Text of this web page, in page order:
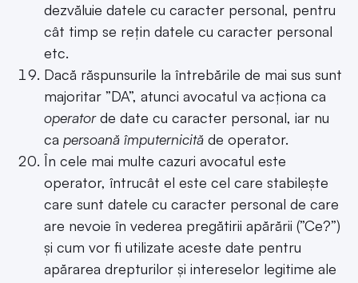
dezvăluie datele cu caracter personal, pentru
cât timp se rețin datele cu caracter personal
etc.
Dacă răspunsurile la întrebările de mai sus sunt
majoritar ”DA”, atunci avocatul va acționa ca
operatorde date cu caracter personal, iar nu
ca persoană împuternicită de operator.
În cele mai multe cazuri avocatul este
operator, întrucât el este cel care stabilește
care sunt datele cu caracter personal de care
are nevoie în vederea pregătirii apărării (”Ce?”)
și cum vor fi utilizate aceste date pentru
apărarea drepturilor și intereselor legitime ale